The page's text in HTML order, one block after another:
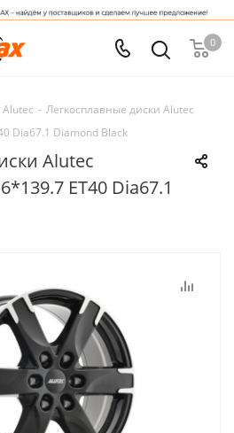
0
Alutec - Легкосплавные диски Alutec
Dia67.1 Diamond Black
Alutec
ET40 Dia67.1